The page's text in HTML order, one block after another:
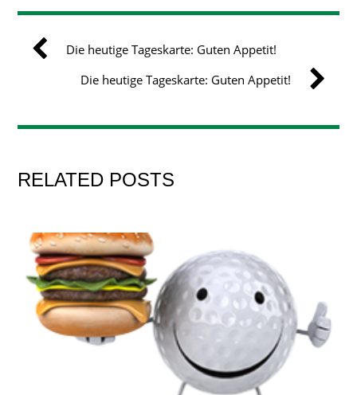
Die heutige Tageskarte: Guten Appetit!
Die heutige Tageskarte: Guten Appetit!
RELATED POSTS